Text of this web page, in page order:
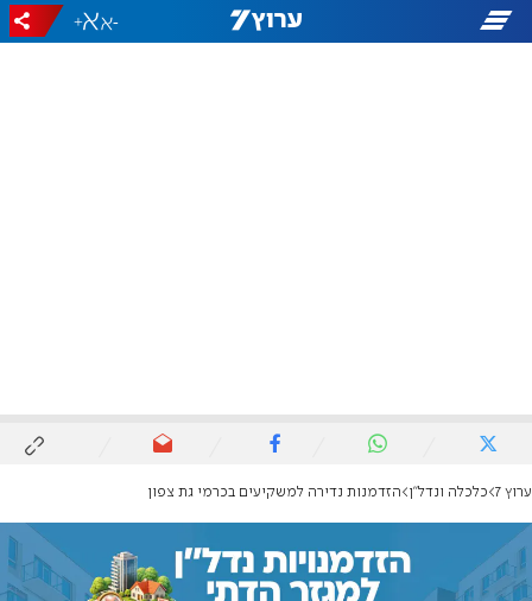
-
+
ערוץ 7 כלכלה ונדל"ן הזדמנות נדירה למשקיעים בכרמי גת צפון